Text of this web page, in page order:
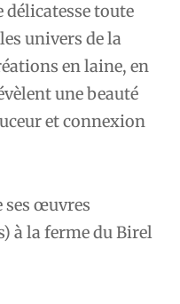
délicatesse toute
univers de la
en laine, en
une beauté
et connexion
ses œuvres
à la ferme du Birel